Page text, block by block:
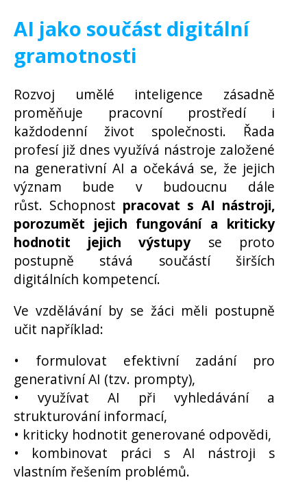
AI jako součást digitální
gramotnosti
Rozvoj umělé inteligence zásadně
proměňuje pracovní prostředí i
každodenní život společnosti. Řada
profesí již dnes využívá nástroje založené
na generativní AI a očekává se, že jejich
význam bude v budoucnu dále
růst. Schopnost pracovat s AI nástroji,
porozumět jejich fungování a kriticky
hodnotit jejich výstupyse proto
postupně stává součástí širších
digitálních kompetencí.
Ve vzdělávání by se žáci měli postupně
učit například:
• formulovat efektivní zadání pro
generativní AI (tzv. prompty),
• využívat AI při vyhledávání a
strukturování informací,
• kriticky hodnotit generované odpovědi,
• kombinovat práci s AI nástroji s
vlastním řešením problémů.